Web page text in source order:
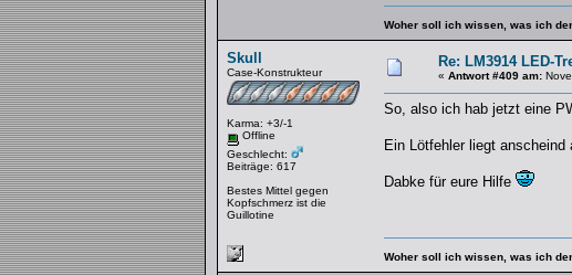
Woher soll ich wissen, was ich
Skull
Case-Konstrukteur
Karma: +3/-1
Offline
Geschlecht:
Beiträge: 617
Bestes Mittel gegen
Kopfschmerz ist die
Guillotine
Re: LM3914 LED-
« Antwort #409 am:
So, also ich hab jetzt eine
Ein Lötfehler liegt
Dabke für eure Hilfe
Woher soll ich wissen, was ich